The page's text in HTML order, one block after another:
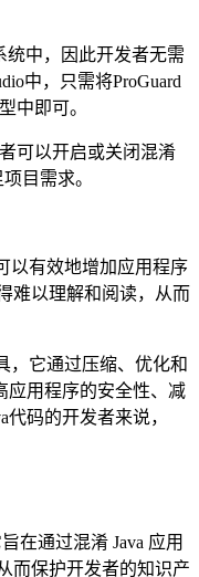
统中，因此开发者无需
中，只需将ProGuard
中即可。
可以开启或关闭混淆
目需求。
以有效地增加应用程序
难以理解和阅读，从而
，它通过压缩、优化和
应用程序的安全性、减
码的开发者来说，
在通过混淆 Java 应用
而保护开发者的知识产